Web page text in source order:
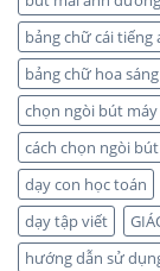
bảng chữ cái tiếng
bảng chữ hoa
chọn ngòi bút máy
cách chọn ngòi
dạy con học toán
dạy tập viết
hướng dẫn sử